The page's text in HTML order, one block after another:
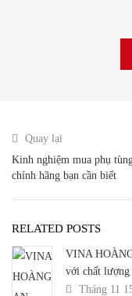
Quay lại
Kinh nghiệm mua phụ
chính hãng bạn cần biết
RELATED POSTS
VINA
với chất
Tháng 11